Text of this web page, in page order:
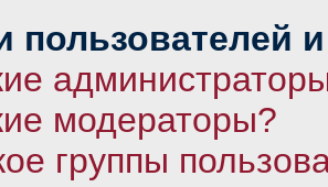
пользователей
модераторы?
группы